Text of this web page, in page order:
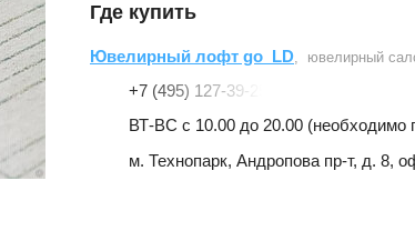
Где купить
Ювелирный лофт go_LD, ювелирный
+7 (495) 127-39-25
ВТ-ВС с 10.00 до 20.00 (необходимо
м. Технопарк, Андропова пр-т, д. 8,